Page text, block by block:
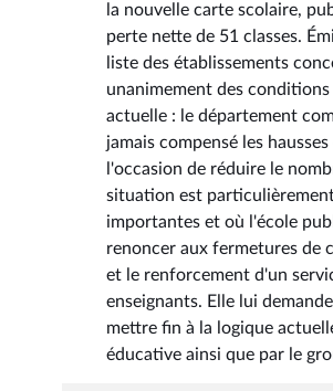
la nouvelle carte scolaire,
perte nette de 51 classes.
liste des établissements
unanimement des
actuelle : le département
jamais compensé les
l'occasion de réduire le
situation est
importantes et où l'école
renoncer aux fermetures de
et le renforcement d'un
enseignants. Elle lui
mettre fin à la logique
éducative ainsi que par le